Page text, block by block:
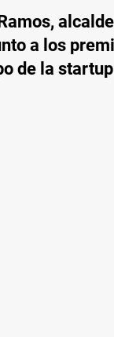
a los
de la